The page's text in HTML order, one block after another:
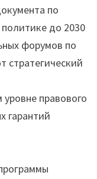
по
до 2030
форумов по
стратегический
правового
гарантий